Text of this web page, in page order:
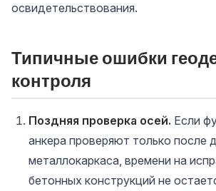
освидетельствования.
Типичные ошибки
контроля
Поздняя проверка осей. Если
анкера проверяют только после
металлокаркаса, времени на
бетонных конструкций не